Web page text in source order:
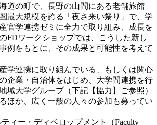
道の町で、長野の山間にある老舗旅館
最大規模を誇る「夜さ来い祭り」で、学
官学連携ゼミに全力で取り組み、成長を
FDワークショップでは、こうした新し
例をもとに、その成果と可能性を考えて
学連携に取り組んでいる、もしくは関心
企業・自治体をはじめ、大学間連携を行
域大学グループ（下記【協力】ご参照）
ほか、広く一般の人々の参加も募ってい
ィー・ディベロップメント（Faculty